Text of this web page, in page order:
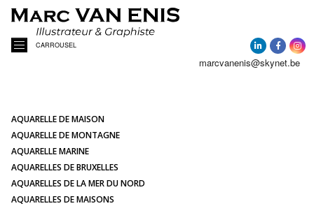
CARROUSEL
A PROPOS
ACTUALITÉ
AQUARELLES
marcvanenis@skynet.be
AQUARELLE DE MAISON
AQUARELLE DE MONTAGNE
AQUARELLE MARINE
AQUARELLES DE BRUXELLES
AQUARELLES DE LA MER DU NORD
AQUARELLES DE MAISONS